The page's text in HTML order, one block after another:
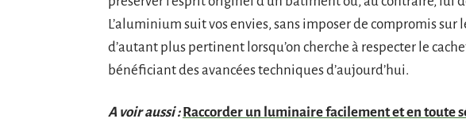
L’aluminium suit vos envies, sans imposer de compromis sur
d’autant plus pertinent lorsqu’on cherche à respecter le
bénéficiant des avancées techniques d’aujourd’hui.
A voir aussi : Raccorder un luminaire facilement et en toute